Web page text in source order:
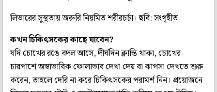
লিভারের সুস্থতায় জরুরি নিয়মিত শরীরচর্চা। ছবি: সংগৃহীত
কখন চিকিৎসকের কাছে যাবেন?
যদি চোখের রঙে বদল আসে, দীর্ঘদিন ক্লান্তি থাকা, চোখের
চারপাশে অস্বাভাবিক ফোলাভাব দেখা দেয় বা ঝাপসা দেখতে শুরু
করেন, তাহলে দেরি না করে চিকিৎসকের পরামর্শ নিন। প্রয়োজনে